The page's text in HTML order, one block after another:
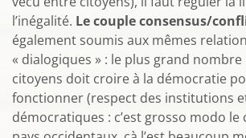
l’inégalité. Le couple consensus/
également soumis aux mêmes
« dialogiques » : le plus grand
citoyens doit croire à la démocratie
fonctionner (respect des institutions
démocratiques : c’est grosso modo le